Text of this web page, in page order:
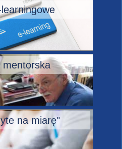
mentorska
na miarę"